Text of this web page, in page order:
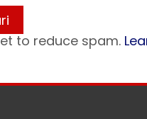
to reduce spam.